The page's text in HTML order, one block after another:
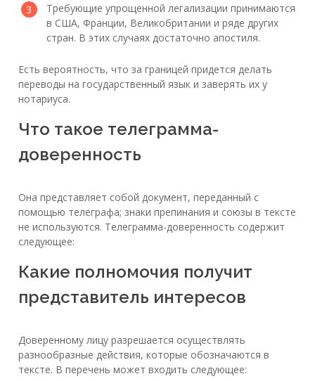
Требующие упрощенной легализации принимаются
в США, Франции, Великобритании и ряде других
стран. В этих случаях достаточно апостиля.
Есть вероятность, что за границей придется делать
переводы на государственный язык и заверять их у
нотариуса.
Что такое телеграмма-
доверенность
Она представляет собой документ, переданный с
помощью телеграфа; знаки препинания и союзы в тексте
не используются. Телеграмма-доверенность содержит
следующее:
Какие полномочия получит
представитель интересов
Доверенному лицу разрешается осуществлять
разнообразные действия, которые обозначаются в
тексте. В перечень может входить следующее: